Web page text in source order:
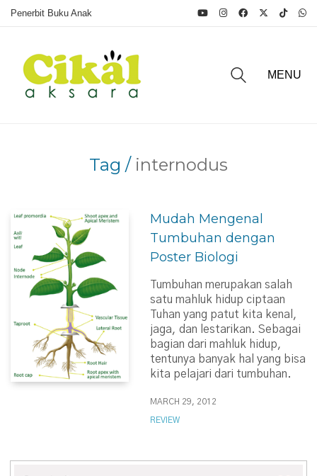
Penerbit Buku Anak
MENU
Tag / internodus
Mudah Mengenal
Tumbuhan dengan
Poster Biologi
Tumbuhan merupakan salah
satu mahluk hidup ciptaan
Tuhan yang patut kita kenal,
jaga, dan lestarikan. Sebagai
bagian dari mahluk hidup,
tentunya banyak hal yang bisa
kita pelajari dari tumbuhan.
MARCH 29, 2012
REVIEW